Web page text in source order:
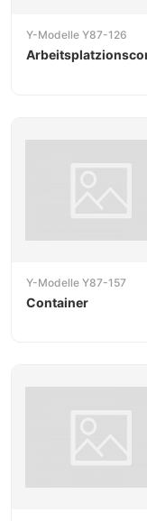
Y-Modelle Y87-126
Y-Modelle Y87-157
Container